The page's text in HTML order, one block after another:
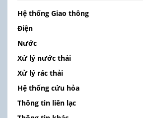
Hệ thống Giao thông
Điện
Nước
Xử lý nước thải
Xử lý rác thải
Hệ thống cứu hỏa
Thông tin liên lạc